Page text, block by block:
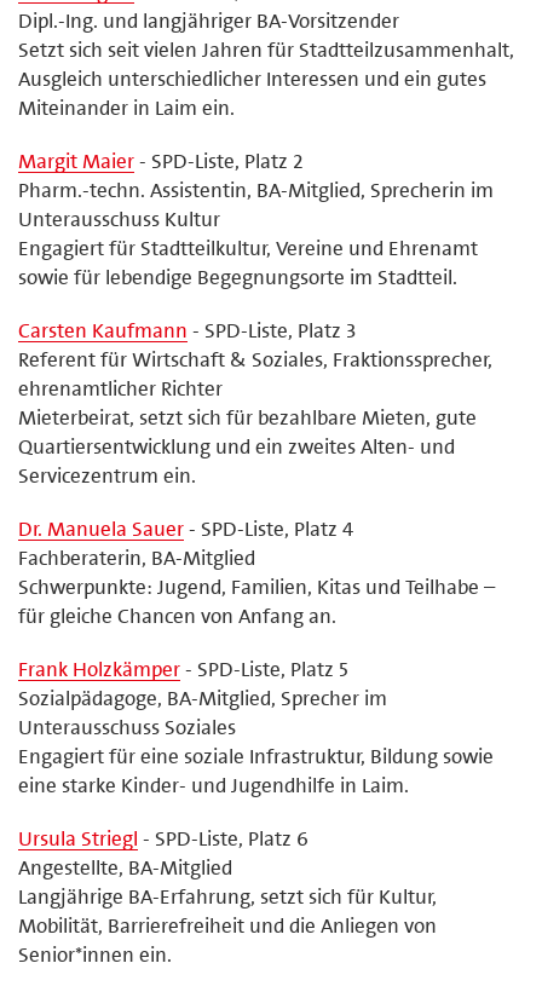
Dipl.-Ing. und langjähriger BA-Vorsitzender
Setzt sich seit vielen Jahren für Stadtteilzusammenhalt,
Ausgleich unterschiedlicher Interessen und ein gutes
Miteinander in Laim ein.
Margit Maier- SPD-Liste, Platz 2
Pharm.-techn. Assistentin, BA-Mitglied, Sprecherin im
Unterausschuss Kultur
Engagiert für Stadtteilkultur, Vereine und Ehrenamt
sowie für lebendige Begegnungsorte im Stadtteil.
Carsten Kaufmann - SPD-Liste, Platz 3
Referent für Wirtschaft & Soziales, Fraktionssprecher,
ehrenamtlicher Richter
Mieterbeirat, setzt sich für bezahlbare Mieten, gute
Quartiersentwicklung und ein zweites Alten- und
Servicezentrum ein.
Dr. Manuela Sauer- SPD-Liste, Platz 4
Fachberaterin, BA-Mitglied
Schwerpunkte: Jugend, Familien, Kitas und Teilhabe –
für gleiche Chancen von Anfang an.
Frank Holzkämper- SPD-Liste, Platz 5
Sozialpädagoge, BA-Mitglied, Sprecher im
Unterausschuss Soziales
Engagiert für eine soziale Infrastruktur, Bildung sowie
eine starke Kinder- und Jugendhilfe in Laim.
Ursula Striegl - SPD-Liste, Platz 6
Angestellte, BA-Mitglied
Langjährige BA-Erfahrung, setzt sich für Kultur,
Mobilität, Barrierefreiheit und die Anliegen von
Senior*innen ein.